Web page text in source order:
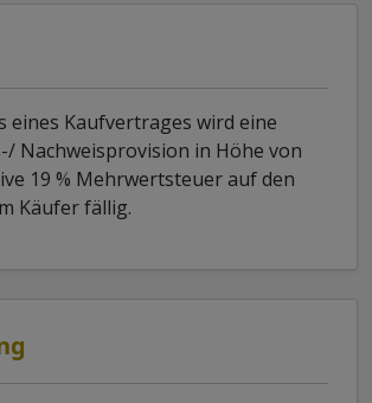
eines Kaufvertrages wird eine
Nachweisprovision in Höhe von
19 % Mehrwertsteuer auf den
Käufer fällig.